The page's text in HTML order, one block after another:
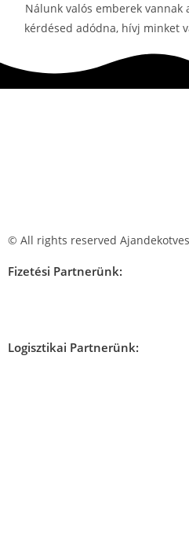
Nálunk valós emberek
kérdésed adódna, hívj minket
© All rights reserved
Fizetési Partnerünk:
Logisztikai Partnerünk: